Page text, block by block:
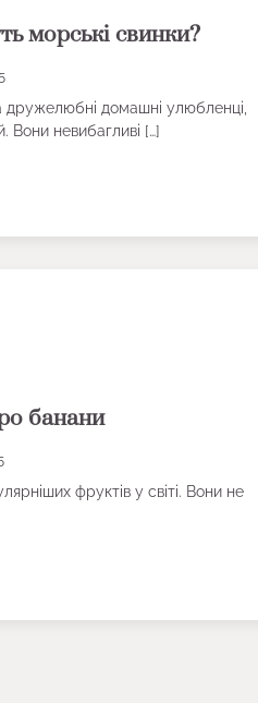
морські свинки?
дружелюбні домашні улюбленці,
Вони невибагливі […]
банани
фруктів у світі. Вони не